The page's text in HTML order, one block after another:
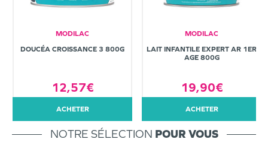
MODILAC
DOUCÉA CROISSANCE 3 800G
12,57€
ACHETER
MODILAC
LAIT INFANTILE EXPERT AR 1ER
AGE 800G
19,90€
ACHETER
NOTRE SÉLECTION POUR VOUS